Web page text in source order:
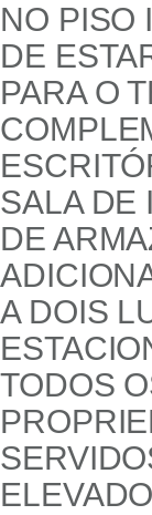
NO PISO
DE
PARA O
SALA DE
DE
A DOIS
TODOS